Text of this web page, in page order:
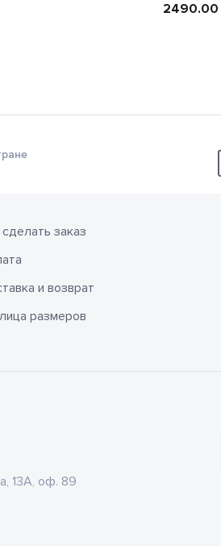
2490.00
заказ
и возврат
размеров
13А, оф. 89